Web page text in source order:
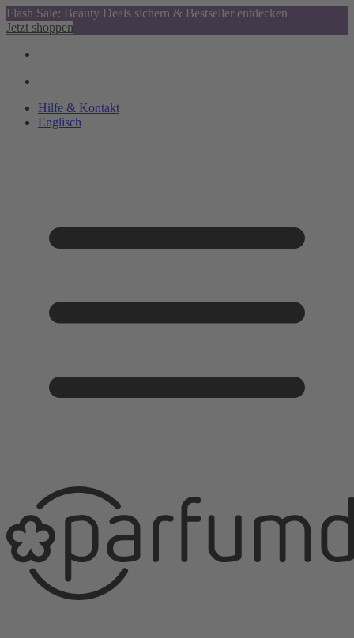
Flash Sale: Beauty Deals sichern & Bestseller entdecken
Jetzt shoppen
Hilfe & Kontakt
Englisch